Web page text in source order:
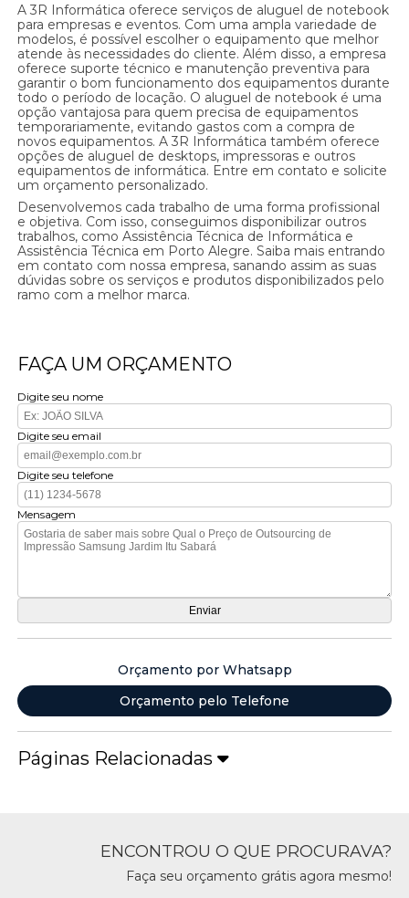
A 3R Informática oferece serviços de aluguel de notebook
para empresas e eventos. Com uma ampla variedade de
modelos, é possível escolher o equipamento que melhor
atende às necessidades do cliente. Além disso, a empresa
oferece suporte técnico e manutenção preventiva para
garantir o bom funcionamento dos equipamentos durante
todo o período de locação. O aluguel de notebook é uma
opção vantajosa para quem precisa de equipamentos
temporariamente, evitando gastos com a compra de
novos equipamentos. A 3R Informática também oferece
opções de aluguel de desktops, impressoras e outros
equipamentos de informática. Entre em contato e solicite
um orçamento personalizado.
Desenvolvemos cada trabalho de uma forma profissional
e objetiva. Com isso, conseguimos disponibilizar outros
trabalhos, como Assistência Técnica de Informática e
Assistência Técnica em Porto Alegre. Saiba mais entrando
em contato com nossa empresa, sanando assim as suas
dúvidas sobre os serviços e produtos disponibilizados pelo
ramo com a melhor marca.
FAÇA UM ORÇAMENTO
Digite seu nome
Digite seu email
Digite seu telefone
Mensagem
Orçamento por Whatsapp
Orçamento pelo Telefone
Páginas Relacionadas
ENCONTROU O QUE PROCURAVA?
Faça seu orçamento grátis agora mesmo!